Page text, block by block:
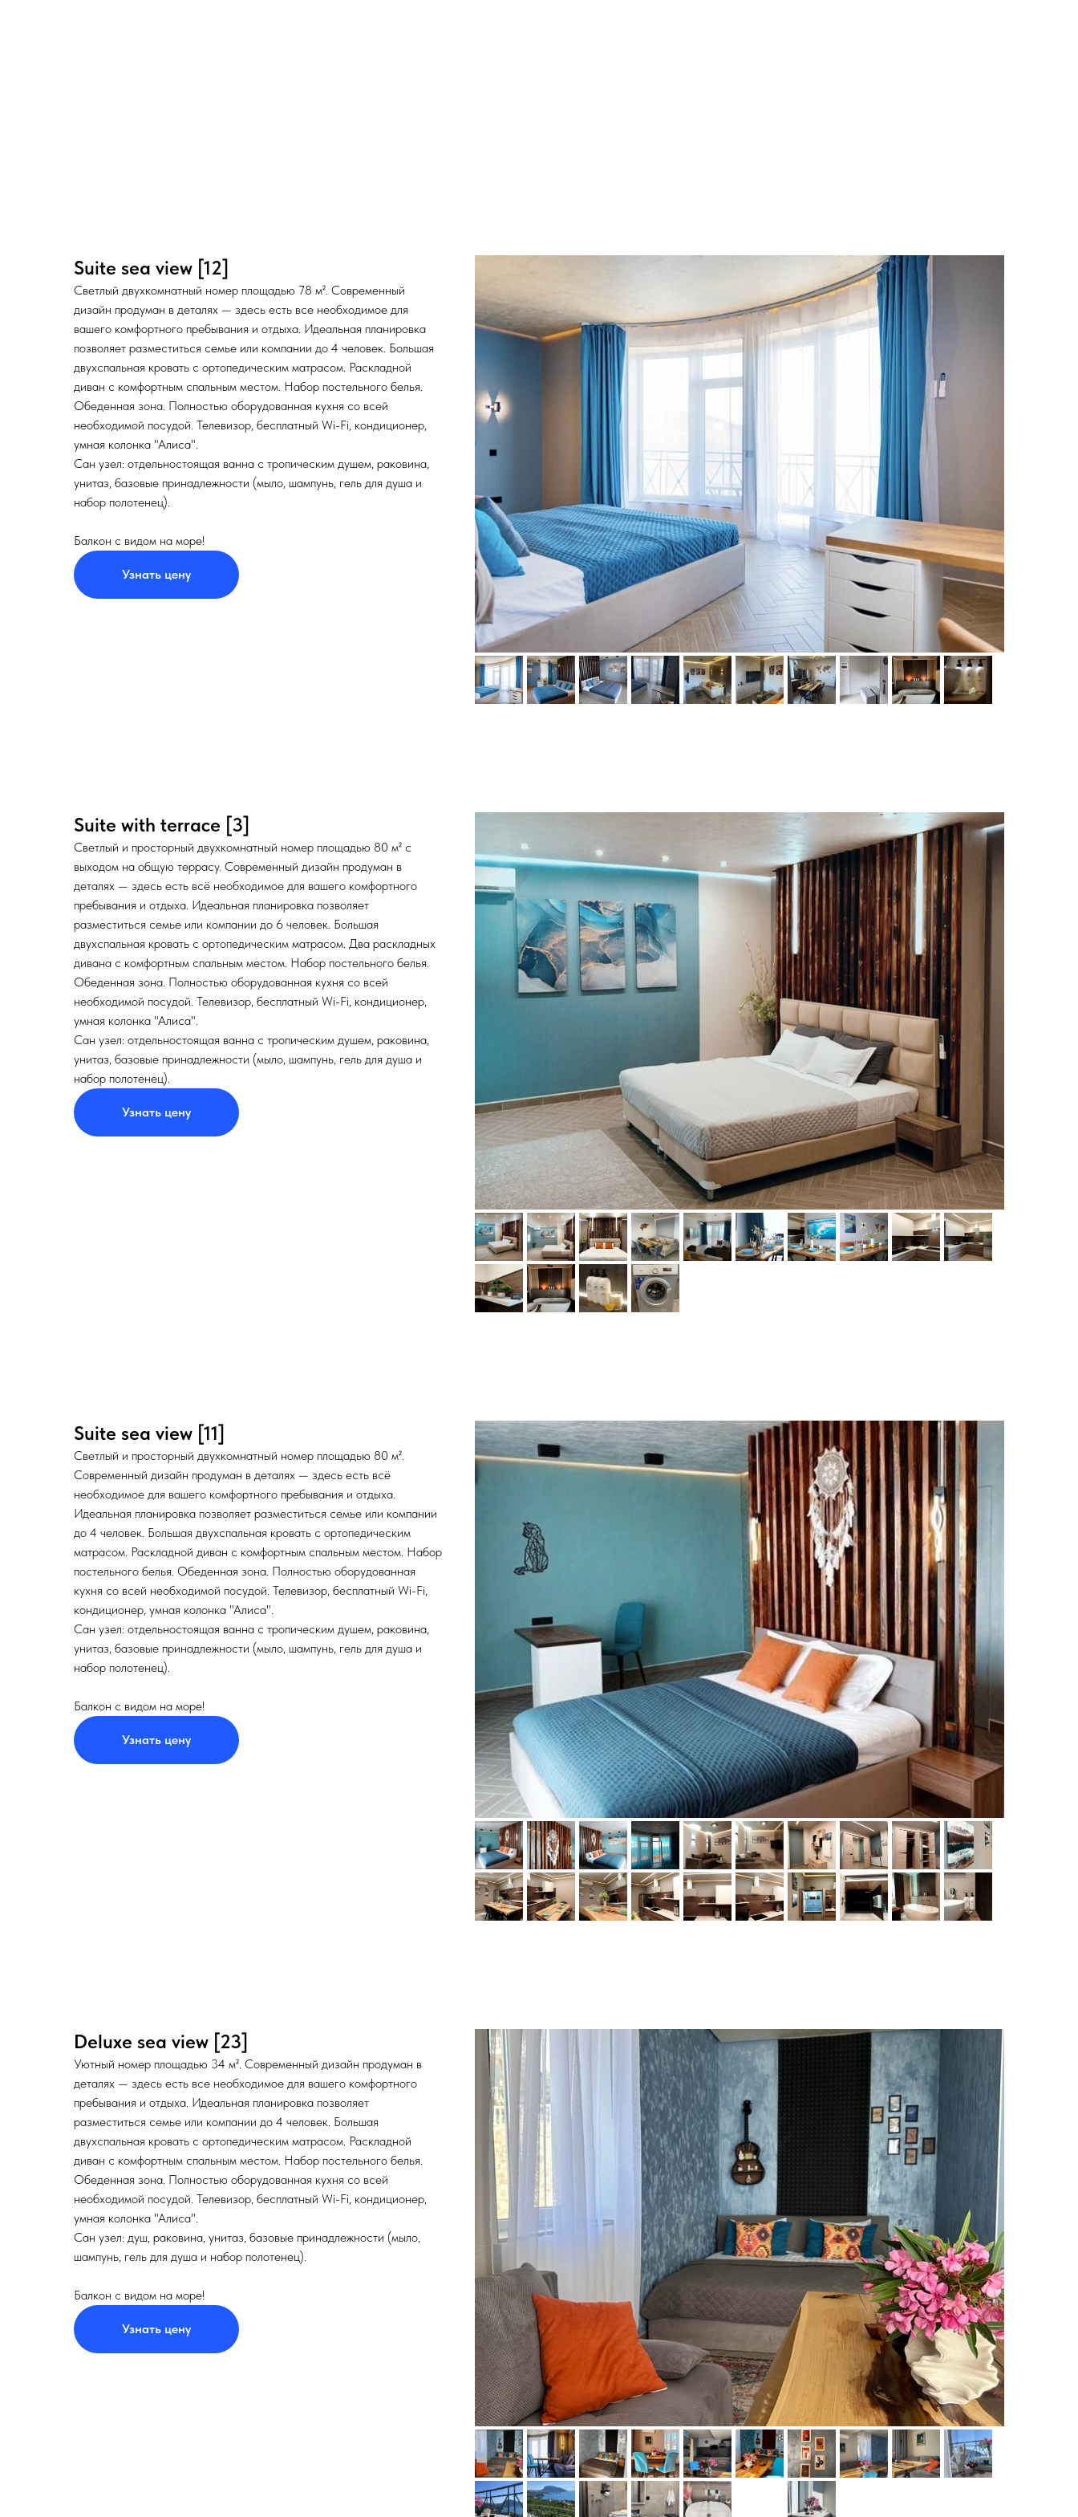
Suite sea view [12]
Светлый двухкомнатный номер площадью 78 м². Современный
дизайн продуман в деталях — здесь есть все необходимое для
вашего комфортного пребывания и отдыха. Идеальная планировка
позволяет разместиться семье или компании до 4 человек. Большая
двухспальная кровать с ортопедическим матрасом. Раскладной
диван с комфортным спальным местом. Набор постельного белья.
Обеденная зона. Полностью оборудованная кухня со всей
необходимой посудой. Телевизор, бесплатный Wi-Fi, кондиционер,
умная колонка "Алиса".
Сан узел: отдельностоящая ванна с тропическим душем, раковина,
унитаз, базовые принадлежности (мыло, шампунь, гель для душа и
набор полотенец).
Балкон с видом на море!
Узнать цену
Suite with terrace [3]
Светлый и просторный двухкомнатный номер площадью 80 м² с
выходом на общую террасу. Современный дизайн продуман в
деталях — здесь есть всё необходимое для вашего комфортного
пребывания и отдыха. Идеальная планировка позволяет
разместиться семье или компании до 6 человек. Большая
двухспальная кровать с ортопедическим матрасом. Два раскладных
дивана с комфортным спальным местом. Набор постельного белья.
Обеденная зона. Полностью оборудованная кухня со всей
необходимой посудой. Телевизор, бесплатный Wi-Fi, кондиционер,
умная колонка "Алиса".
Сан узел: отдельностоящая ванна с тропическим душем, раковина,
унитаз, базовые принадлежности (мыло, шампунь, гель для душа и
набор полотенец).
Узнать цену
Suite sea view [11]
Светлый и просторный двухкомнатный номер площадью 80 м².
Современный дизайн продуман в деталях — здесь есть всё
необходимое для вашего комфортного пребывания и отдыха.
Идеальная планировка позволяет разместиться семье или компании
до 4 человек. Большая двухспальная кровать с ортопедическим
матрасом. Раскладной диван с комфортным спальным местом. Набор
постельного белья. Обеденная зона. Полностью оборудованная
кухня со всей необходимой посудой. Телевизор, бесплатный Wi-Fi,
кондиционер, умная колонка "Алиса".
Сан узел: отдельностоящая ванна с тропическим душем, раковина,
унитаз, базовые принадлежности (мыло, шампунь, гель для душа и
набор полотенец).
Балкон с видом на море!
Узнать цену
Deluxe sea view [23]
Уютный номер площадью 34 м². Современный дизайн продуман в
деталях — здесь есть все необходимое для вашего комфортного
пребывания и отдыха. Идеальная планировка позволяет
разместиться семье или компании до 4 человек. Большая
двухспальная кровать с ортопедическим матрасом. Раскладной
диван с комфортным спальным местом. Набор постельного белья.
Обеденная зона. Полностью оборудованная кухня со всей
необходимой посудой. Телевизор, бесплатный Wi-Fi, кондиционер,
умная колонка "Алиса".
Сан узел: душ, раковина, унитаз, базовые принадлежности (мыло,
шампунь, гель для душа и набор полотенец).
Балкон с видом на море!
Узнать цену